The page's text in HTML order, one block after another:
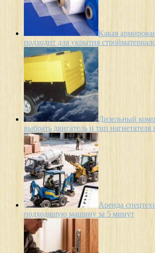
Какая
подходит для укрытия
Дизельный
выбрать двигатель и тип нагнетателя
Аренда
подходящую машину за 5 минут